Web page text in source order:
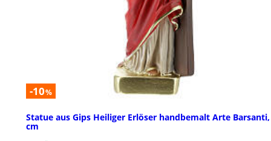
-10%
Statue aus Gips Heiliger Erlöser handbemalt Arte Barsanti,
cm